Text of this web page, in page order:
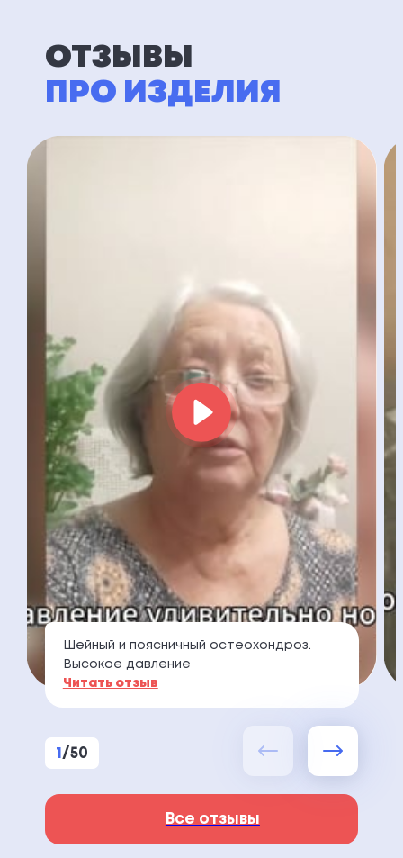
ОТЗЫВЫ
ПРО ИЗДЕЛИЯ
Шейный и поясничный остеохондроз.
Высокое давление
Читать отзыв
1 /50
Все отзывы